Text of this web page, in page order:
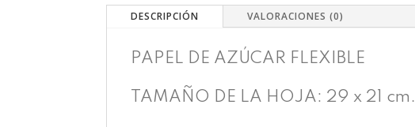
DESCRIPCIÓN VALORACIONES (0)
PAPEL DE AZÚCAR FLEXIBLE
TAMAÑO DE LA HOJA: 29 x 21 cm.